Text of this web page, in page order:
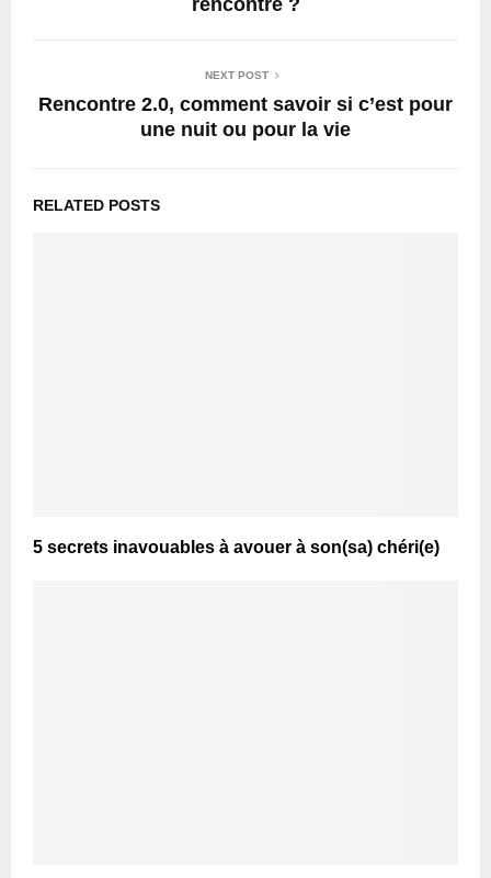
rencontre ?
NEXT POST
Rencontre 2.0, comment savoir si c’est pour
une nuit ou pour la vie
RELATED POSTS
5 secrets inavouables à avouer à son(sa) chéri(e)